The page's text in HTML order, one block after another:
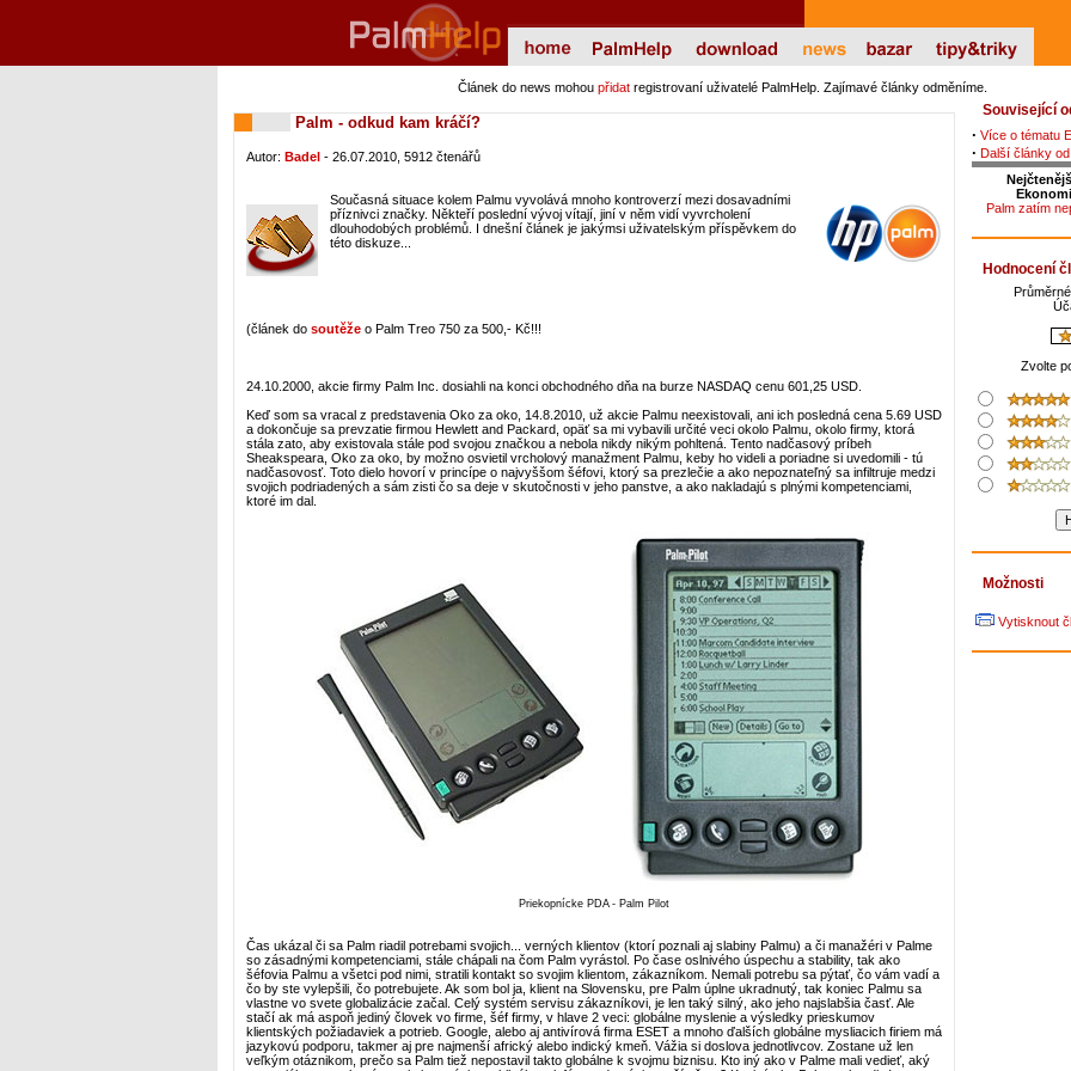
Článek do news mohou přidat registrovaní uživatelé PalmHelp. Zajímavé články odměníme.
Palm - odkud kam kráčí?
Autor: Badel- 26.07.2010, 5912 čtenářů
Současná situace kolem Palmu vyvolává mnoho kontroverzí mezi dosavadními
příznivci značky. Někteří poslední vývoj vítají, jiní v něm vidí vyvrcholení
dlouhodobých problémů. I dnešní článek je jakýmsi uživatelským příspěvkem do
této diskuze...
(článek do soutěžeo Palm Treo 750 za 500,- Kč!!!
24.10.2000, akcie firmy Palm Inc. dosiahli na konci obchodného dňa na burze NASDAQ cenu 601,25 USD.
Keď som sa vracal z predstavenia Oko za oko, 14.8.2010, už akcie Palmu neexistovali, ani ich posledná cena 5.69 USD
a dokončuje sa prevzatie firmou Hewlett and Packard, opäť sa mi vybavili určité veci okolo Palmu, okolo firmy, ktorá
stála zato, aby existovala stále pod svojou značkou a nebola nikdy nikým pohltená. Tento nadčasový príbeh
Sheakspeara, Oko za oko, by možno osvietil vrcholový manažment Palmu, keby ho videli a poriadne si uvedomili - tú
nadčasovosť. Toto dielo hovorí v princípe o najvyššom šéfovi, ktorý sa prezlečie a ako nepoznateľný sa infiltruje medzi
svojich podriadených a sám zisti čo sa deje v skutočnosti v jeho panstve, a ako nakladajú s plnými kompetenciami,
ktoré im dal.
Priekopnícke PDA - Palm Pilot
Čas ukázal či sa Palm riadil potrebami svojich... verných klientov (ktorí poznali aj slabiny Palmu) a či manažéri v Palme
so zásadnými kompetenciami, stále chápali na čom Palm vyrástol. Po čase oslnivého úspechu a stability, tak ako
šéfovia Palmu a všetci pod nimi, stratili kontakt so svojim klientom, zákazníkom. Nemali potrebu sa pýtať, čo vám vadí a
čo by ste vylepšili, čo potrebujete. Ak som bol ja, klient na Slovensku, pre Palm úplne ukradnutý, tak koniec Palmu sa
vlastne vo svete globalizácie začal. Celý systém servisu zákazníkovi, je len taký silný, ako jeho najslabšia časť. Ale
stačí ak má aspoň jediný človek vo firme, šéf firmy, v hlave 2 veci: globálne myslenie a výsledky prieskumov
klientských požiadaviek a potrieb. Google, alebo aj antivírová firma ESET a mnoho ďalších globálne mysliacich firiem má
jazykovú podporu, takmer aj pre najmenší africký alebo indický kmeň. Vážia si doslova jednotlivcov. Zostane už len
veľkým otáznikom, prečo sa Palm tiež nepostavil takto globálne k svojmu biznisu. Kto iný ako v Palme mali vedieť, aký
Související
· Více o tématu
· Další články
Palm zatím
Hodnocení
Zvolte
Možnosti
Vytisknout